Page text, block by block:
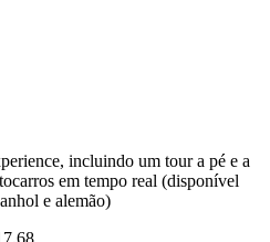
incluindo um tour a pé e a
em tempo real (disponível
e alemão)